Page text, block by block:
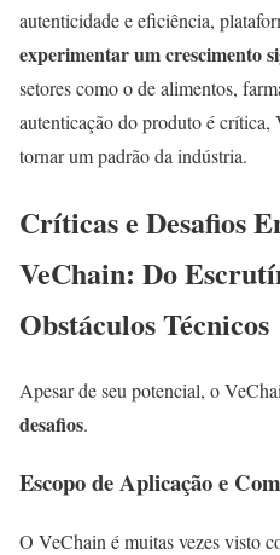
autenticidade e eficiência,
experimentar um crescimento
setores como o de alimentos,
autenticação do produto é crítica,
tornar um padrão da indústria.
Críticas e Desafios
VeChain: Do
Obstáculos Técnicos
Apesar de seu potencial, o
desafios.
Escopo de Aplicação e
O VeChain é muitas vezes visto